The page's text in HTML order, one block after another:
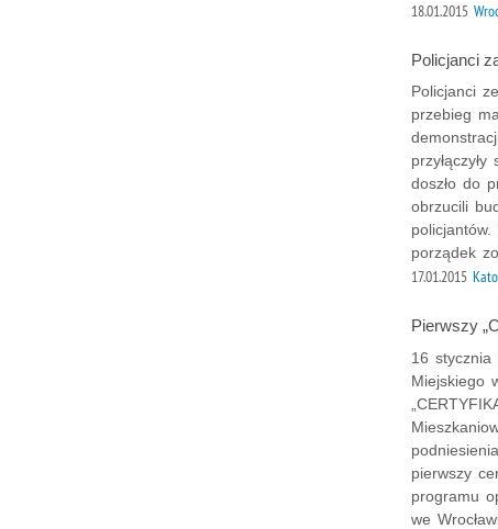
18.01.2015
Policjanci
Policjanci
przebieg
doszło do
obrzucili
porządek
17.01.2015
Pierwszy
16
Miejskiego
pierwszy
programu
we